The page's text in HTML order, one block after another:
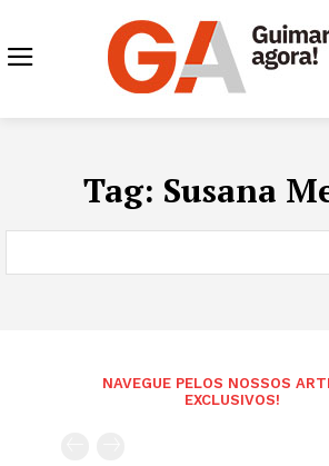
Tag: Susana
NAVEGUE PELOS NOSSOS
EXCLUSIVOS!